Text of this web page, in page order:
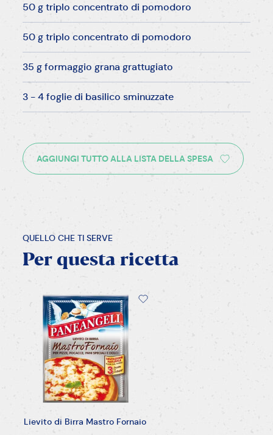
50 g triplo concentrato di pomodoro
50 g triplo concentrato di pomodoro
35 g formaggio grana grattugiato
3 - 4 foglie di basilico sminuzzate
AGGIUNGI TUTTO ALLA LISTA DELLA SPESA
QUELLO CHE TI SERVE
Per questa ricetta
Lievito di Birra Mastro Fornaio